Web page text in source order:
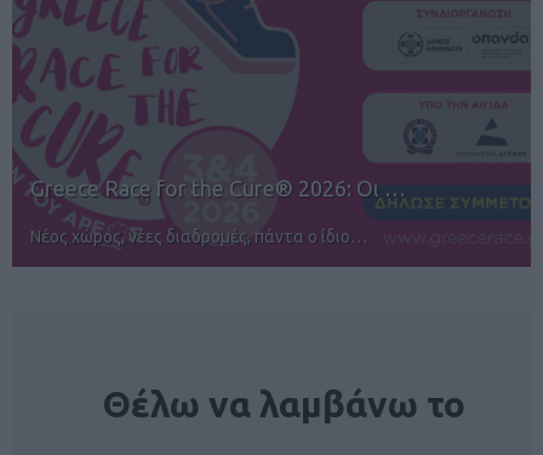
12ος TUI Rhodes Marathon: Άνοιγμα ε…
Αγώνες για όλους στην Ρόδο
Θέλω να λαμβάνω το